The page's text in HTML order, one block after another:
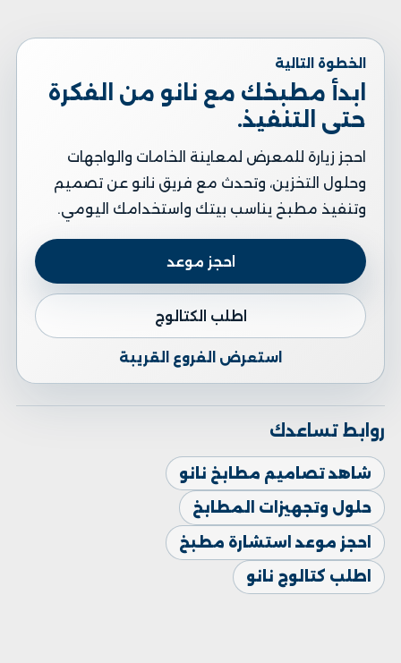
الخطوة التالية
ابدأ مطبخك مع نانو من الفكرة
حتى التنفيذ.
احجز زيارة للمعرض لمعاينة الخامات والواجهات
وحلول التخزين، وتحدث مع فريق نانو عن تصميم
وتنفيذ مطبخ يناسب بيتك واستخدامك اليومي.
احجز موعد
اطلب الكتالوج
استعرض الفروع القريبة
روابط تساعدك
شاهد تصاميم مطابخ نانو
حلول وتجهيزات المطابخ
احجز موعد استشارة مطبخ
اطلب كتالوج نانو